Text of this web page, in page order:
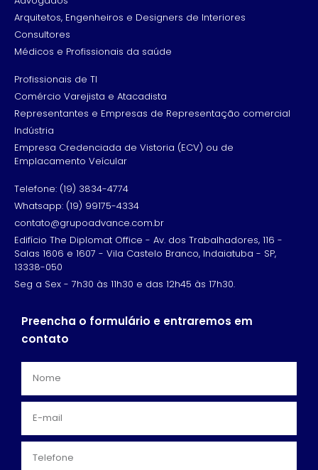
Arquitetos, Engenheiros e Designers de Interiores
Consultores
Médicos e Profissionais da saúde
Profissionais de TI
Comércio Varejista e Atacadista
Representantes e Empresas de Representação comercial
Indústria
Empresa Credenciada de Vistoria (ECV) ou de
Emplacamento Veícular
Telefone: (19) 3834-4774
Whatsapp: (19) 99175-4334
contato@grupoadvance.com.br
Edifício The Diplomat Office - Av. dos Trabalhadores, 116 -
Salas 1606 e 1607 - Vila Castelo Branco, Indaiatuba - SP,
13338-050
Seg a Sex - 7h30 às 11h30 e das 12h45 às 17h30.
Preencha o formulário e entraremos em
contato